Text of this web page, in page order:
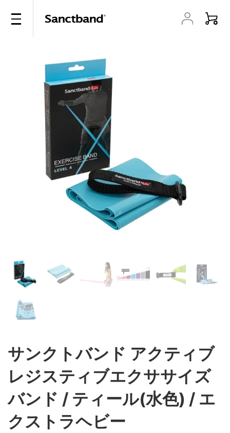
サンクトバンド アクティブ
レジスティブエクササイズ
バンド / ティール(水色) / エ
クストラヘビー